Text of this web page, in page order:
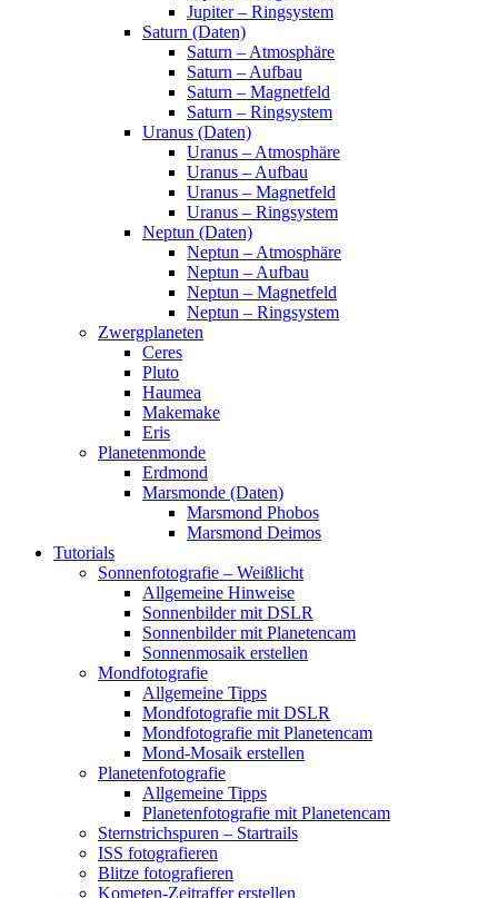
Jupiter – Ringsystem
Saturn (Daten)
Saturn – Atmosphäre
Saturn – Aufbau
Saturn – Magnetfeld
Saturn – Ringsystem
Uranus (Daten)
Uranus – Atmosphäre
Uranus – Aufbau
Uranus – Magnetfeld
Uranus – Ringsystem
Neptun (Daten)
Neptun – Atmosphäre
Neptun – Aufbau
Neptun – Magnetfeld
Neptun – Ringsystem
Zwergplaneten
Ceres
Pluto
Haumea
Makemake
Eris
Planetenmonde
Erdmond
Marsmonde (Daten)
Marsmond Phobos
Marsmond Deimos
Tutorials
Sonnenfotografie – Weißlicht
Allgemeine Hinweise
Sonnenbilder mit DSLR
Sonnenbilder mit Planetencam
Sonnenmosaik erstellen
Mondfotografie
Allgemeine Tipps
Mondfotografie mit DSLR
Mondfotografie mit Planetencam
Mond-Mosaik erstellen
Planetenfotografie
Allgemeine Tipps
Planetenfotografie mit Planetencam
Sternstrichspuren – Startrails
ISS fotografieren
Blitze fotografieren
Kometen-Zeitraffer erstellen